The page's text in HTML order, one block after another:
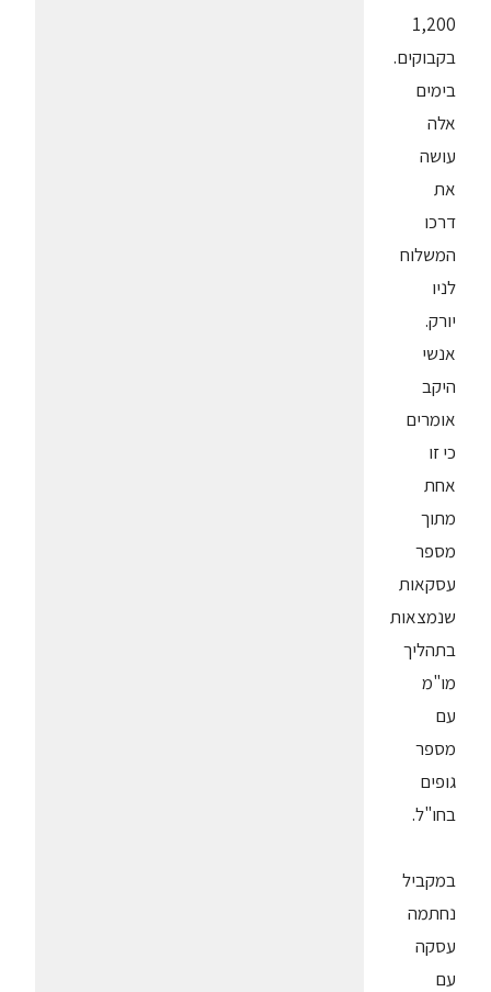
1,200
בקבוקים.
בימים
אלה
עושה
את
דרכו
המשלוח
לניו
יורק.
אנשי
היקב
אומרים
כי זו
אחת
מתוך
מספר
עסקאות
שנמצאות
בתהליך
מו"מ
עם
מספר
גופים
בחו"ל.
במקביל
נחתמה
עסקה
עם